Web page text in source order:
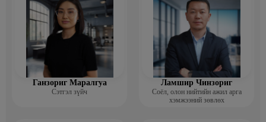
Ганзориг Маралгуа
Сэтгэл зүйч
Ламшир Чинзориг
Соёл, олон нийтийн ажил арга
хэмжээний зөвлөх